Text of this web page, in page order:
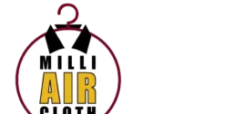
content